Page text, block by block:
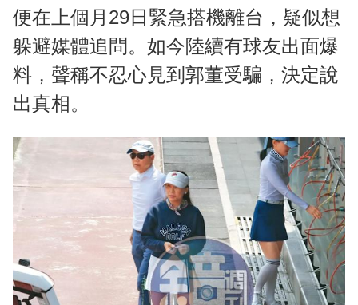
便在上個月29日緊急搭機離台，疑似想
躲避媒體追問。如今陸續有球友出面爆
料，聲稱不忍心見到郭董受騙，決定說
出真相。